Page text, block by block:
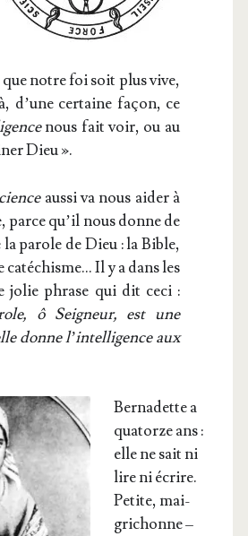
notre foi soit plus vive,
d’une cer­taine façon, ce
nous fait voir, ou au
Dieu ».
aus­si va nous aider à
parce qu’il nous donne de
parole de Dieu : la Bible,
caté­chisme… Il y a dans les
jolie phrase qui dit ceci :
ô Sei­gneur, est une
donne l’intelligence aux
Ber­na­dette a
qua­torze ans :
elle ne sait ni
lire ni écrire.
Petite, mai­
gri­chonne –